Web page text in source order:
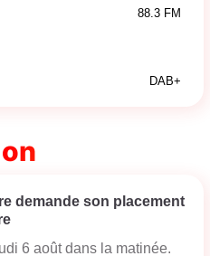
88.3 FM
DAB+
demande son placement
6 août dans la matinée.